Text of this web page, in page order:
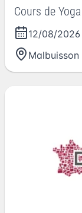
Cours de Yoga
12/08/2026
Malbuisson